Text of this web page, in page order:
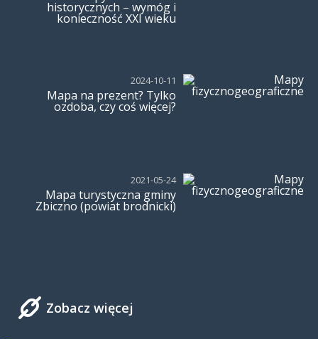
historycznych – wymóg i
konieczność XXI wieku
2024-10-11
Mapa na prezent? Tylko
ozdoba, czy coś więcej?
2021-05-24
Mapa turystyczna gminy
Zbiczno (powiat brodnicki)
Zobacz więcej